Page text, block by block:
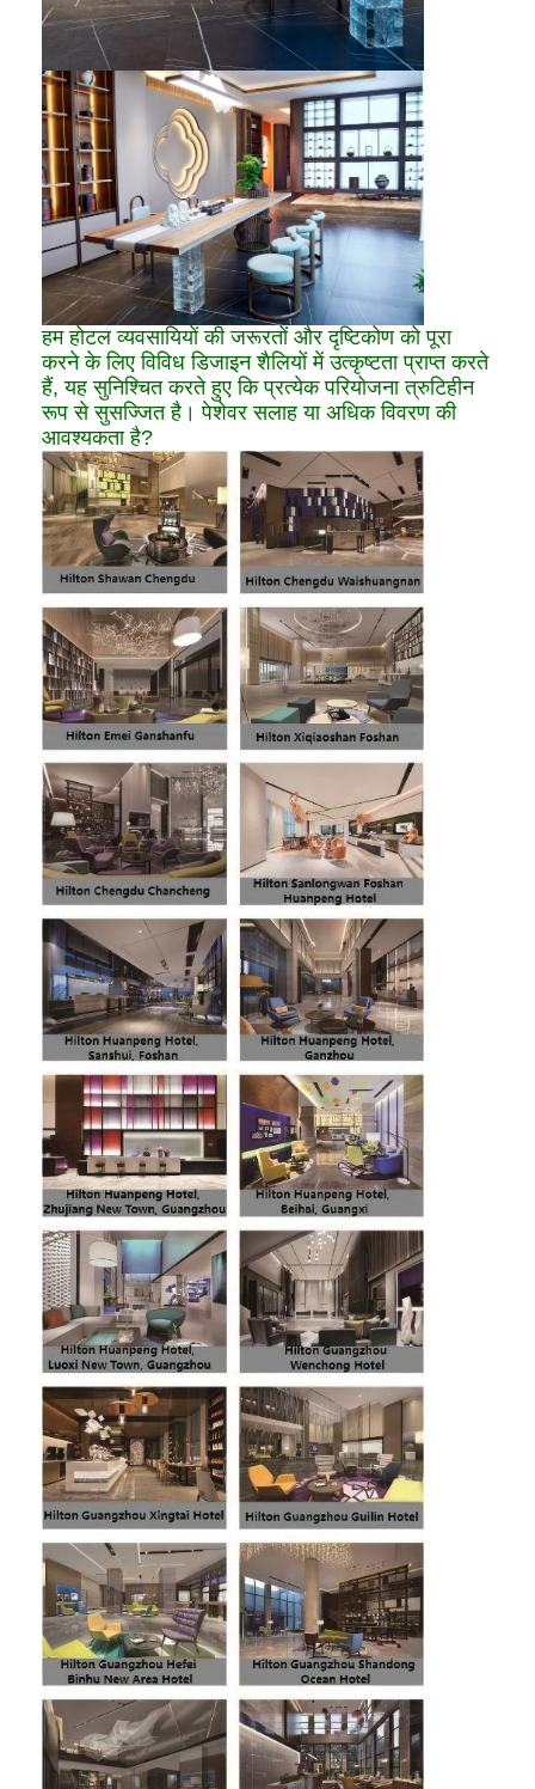
हम होटल व्यवसायियों की जरूरतों और दृष्टिकोण को पूरा
करने के लिए विविध डिजाइन शैलियों में उत्कृष्टता प्राप्त करते
हैं, यह सुनिश्चित करते हुए कि प्रत्येक परियोजना त्रुटिहीन
रूप से सुसज्जित है। पेशेवर सलाह या अधिक विवरण की
आवश्यकता है?